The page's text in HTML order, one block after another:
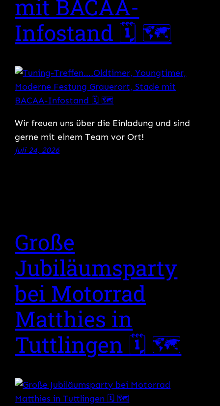
mit BACAA-
Infostand 🗓 🗺
Wir freuen uns über die Einladung und sind
gerne mit einem Team vor Ort!
Juli 24, 2026
Große
Jubiläumsparty
bei Motorrad
Matthies in
Tuttlingen 🗓 🗺